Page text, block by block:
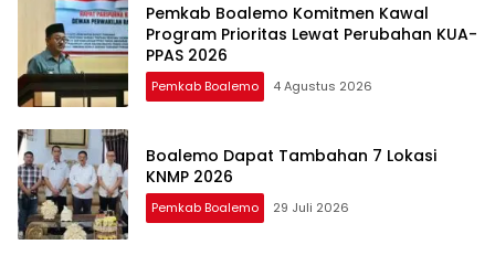
Pemkab Boalemo Komitmen Kawal
Program Prioritas Lewat Perubahan KUA-
PPAS 2026
Pemkab Boalemo 4 Agustus 2026
Boalemo Dapat Tambahan 7 Lokasi
KNMP 2026
Pemkab Boalemo 29 Juli 2026